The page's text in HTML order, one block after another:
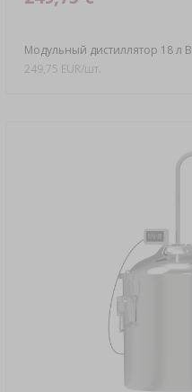
Модульный дистиллятор 18 л
249,75 EUR/шт.